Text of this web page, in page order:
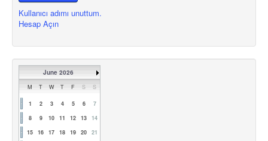
Kullanıcı adımı unuttum.
Hesap Açın
June 2026
M T W T F S S
1 2 3 4 5 6
7
8
9 10 11 12 13
14
15
16 17 18 19 20
21